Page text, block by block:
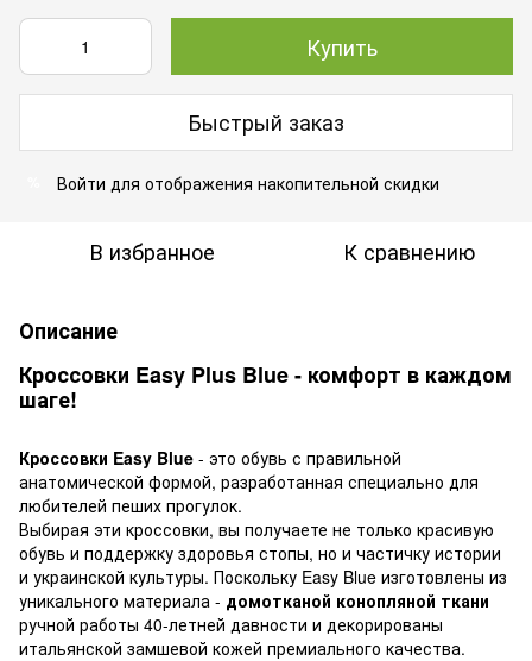
Купить
Быстрый заказ
Войти для отображения накопительной скидки
В избранное К сравнению
Описание
Кроссовки Easy Plus Blue - комфорт в каждом
шаге!
Кроссовки Easy Blue - это обувь с правильной
анатомической формой, разработанная специально для
любителей пеших прогулок.
Выбирая эти кроссовки, вы получаете не только красивую
обувь и поддержку здоровья стопы, но и частичку истории
и украинской культуры. Поскольку Easy Blue изготовлены из
уникального материала - домотканой конопляной ткани
ручной работы 40-летней давности и декорированы
итальянской замшевой кожей премиального качества.